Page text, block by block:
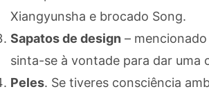
Xiangyunsha e brocado Song.
Sapatos de design –
sinta-se à vontade para dar uma
Peles. Se tiveres consciência